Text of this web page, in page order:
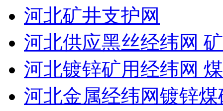
河北矿井支护网
河北供应黑丝经纬网
河北镀锌矿用经纬网
河北金属经纬网镀锌